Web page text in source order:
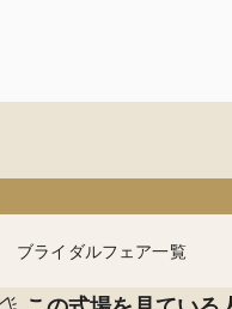
ブライダルフェア一覧